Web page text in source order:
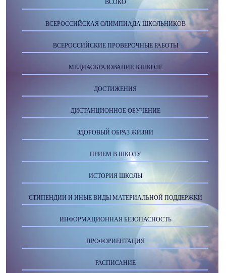
ВСОКО
ВСЕРОССИЙСКАЯ ОЛИМПИАДА ШКОЛЬНИКОВ
ВСЕРОССИЙСКИЕ ПРОВЕРОЧНЫЕ РАБОТЫ
МЕДИАОБРАЗОВАНИЕ В ШКОЛЕ
ДОСТИЖЕНИЯ
ДИСТАНЦИОННОЕ ОБУЧЕНИЕ
ЗДОРОВЫЙ ОБРАЗ ЖИЗНИ
ПРИЕМ В ШКОЛУ
ИСТОРИЯ ШКОЛЫ
СТИПЕНДИИ И ИНЫЕ ВИДЫ МАТЕРИАЛЬНОЙ ПОДДЕРЖКИ
ИНФОРМАЦИОННАЯ БЕЗОПАСНОСТЬ
ПРОФОРИЕНТАЦИЯ
РАСПИСАНИЕ